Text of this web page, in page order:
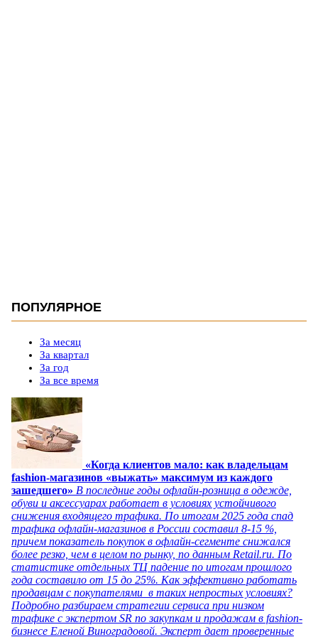
ПОПУЛЯРНОЕ
За месяц
За квартал
За год
За все время
«Когда клиентов мало: как владельцам
fashion-магазинов «выжать» максимум из каждого
зашедшего» В последние годы офлайн-розница в одежде,
обуви и аксессуарах работает в условиях устойчивого
снижения входящего трафика. По итогам 2025 года спад
трафика офлайн-магазинов в России составил 8-15 %,
причем показатель покупок в офлайн-сегменте снижался
более резко, чем в целом по рынку, по данным Retail.ru. По
статистике отдельных ТЦ падение по итогам прошлого
года составило от 15 до 25%. Как эффективно работать
продавцам с покупателями в таких непростых условиях?
Подробно разбираем стратегии сервиса при низком
трафике с экспертом SR по закупкам и продажам в fashion-
бизнесе Еленой Виноградовой. Эксперт дает проверенные